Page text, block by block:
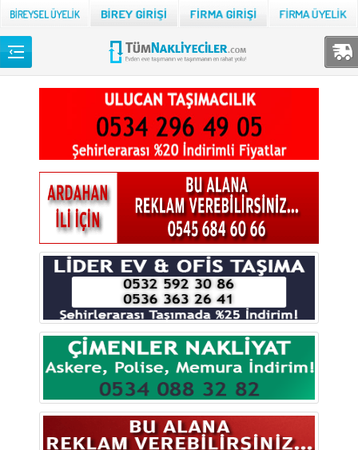
TÜM NAKLİYECİLER
Adıyaman
Ağrı
Aksaray
Ankara Antalya
Ardahan Artvin
Balıkesir
Batman
Bayburt Bilecik
Bingöl Bitlis
Burdur
Çanakkale
Back